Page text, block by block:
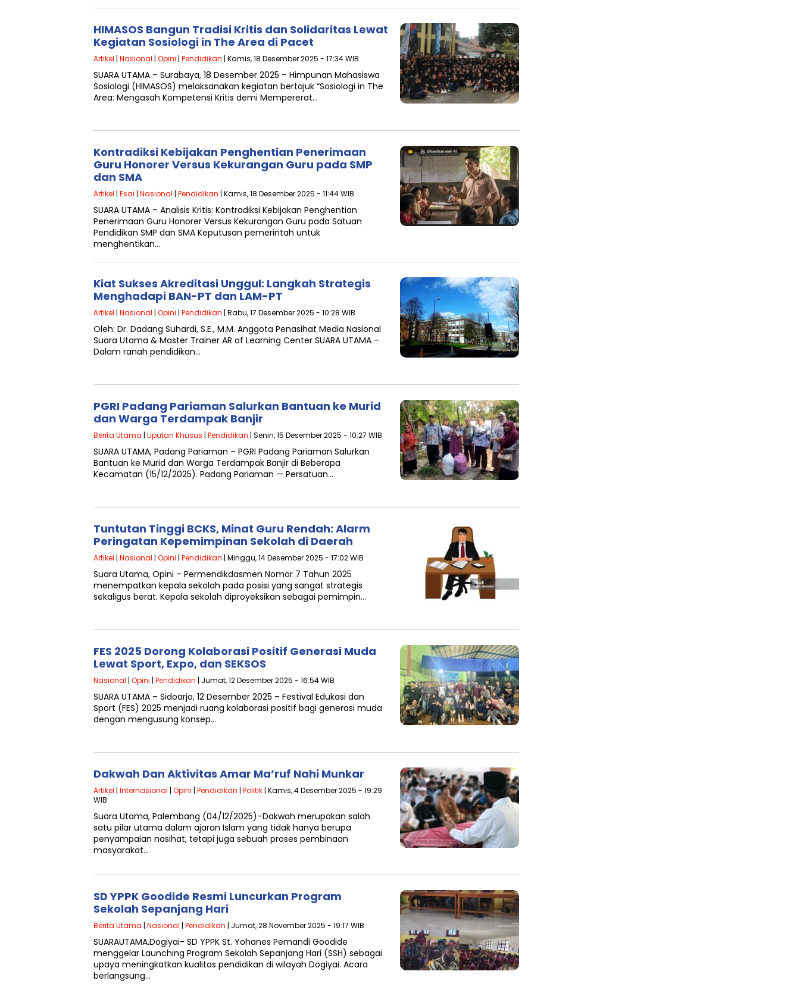
HIMASOS Bangun Tradisi Kritis dan Solidaritas Lewat
Kegiatan Sosiologi in The Area di Pacet
Artikel | Nasional | Opini | Pendidikan | Kamis, 18 Desember 2025 - 17:34 WIB
SUARA UTAMA – Surabaya, 18 Desember 2025 – Himpunan Mahasiswa
Sosiologi (HIMASOS) melaksanakan kegiatan bertajuk “Sosiologi in The
Area: Mengasah Kompetensi Kritis demi Mempererat…
Kontradiksi Kebijakan Penghentian Penerimaan
Guru Honorer Versus Kekurangan Guru pada SMP
dan SMA
Artikel | Esai | Nasional | Pendidikan | Kamis, 18 Desember 2025 - 11:44 WIB
SUARA UTAMA – Analisis Kritis: Kontradiksi Kebijakan Penghentian
Penerimaan Guru Honorer Versus Kekurangan Guru pada Satuan
Pendidikan SMP dan SMA Keputusan pemerintah untuk
menghentikan…
Kiat Sukses Akreditasi Unggul: Langkah Strategis
Menghadapi BAN-PT dan LAM-PT
Artikel | Nasional | Opini | Pendidikan | Rabu, 17 Desember 2025 - 10:28 WIB
Oleh: Dr. Dadang Suhardi, S.E., M.M. Anggota Penasihat Media Nasional
Suara Utama & Master Trainer AR of Learning Center SUARA UTAMA –
Dalam ranah pendidikan…
PGRI Padang Pariaman Salurkan Bantuan ke Murid
dan Warga Terdampak Banjir
Berita Utama | Liputan Khusus | Pendidikan | Senin, 15 Desember 2025 - 10:27 WIB
SUARA UTAMA, Padang Pariaman – PGRI Padang Pariaman Salurkan
Bantuan ke Murid dan Warga Terdampak Banjir di Beberapa
Kecamatan (15/12/2025). Padang Pariaman — Persatuan…
Tuntutan Tinggi BCKS, Minat Guru Rendah: Alarm
Peringatan Kepemimpinan Sekolah di Daerah
Artikel | Nasional | Opini | Pendidikan | Minggu, 14 Desember 2025 - 17:02 WIB
Suara Utama, Opini – Permendikdasmen Nomor 7 Tahun 2025
menempatkan kepala sekolah pada posisi yang sangat strategis
sekaligus berat. Kepala sekolah diproyeksikan sebagai pemimpin…
FES 2025 Dorong Kolaborasi Positif Generasi Muda
Lewat Sport, Expo, dan SEKSOS
Nasional | Opini | Pendidikan | Jumat, 12 Desember 2025 - 16:54 WIB
SUARA UTAMA – Sidoarjo, 12 Desember 2025 – Festival Edukasi dan
Sport (FES) 2025 menjadi ruang kolaborasi positif bagi generasi muda
dengan mengusung konsep…
Dakwah Dan Aktivitas Amar Ma’ruf Nahi Munkar
Artikel | Internasional | Opini | Pendidikan | Politik | Kamis, 4 Desember 2025 - 19:29
WIB
Suara Utama, Palembang (04/12/2025)–Dakwah merupakan salah
satu pilar utama dalam ajaran Islam yang tidak hanya berupa
penyampaian nasihat, tetapi juga sebuah proses pembinaan
masyarakat…
SD YPPK Goodide Resmi Luncurkan Program
Sekolah Sepanjang Hari
Berita Utama | Nasional | Pendidikan | Jumat, 28 November 2025 - 19:17 WIB
SUARAUTAMA.Dogiyai- SD YPPK St. Yohanes Pemandi Goodide
menggelar Launching Program Sekolah Sepanjang Hari (SSH) sebagai
upaya meningkatkan kualitas pendidikan di wilayah Dogiyai. Acara
berlangsung…